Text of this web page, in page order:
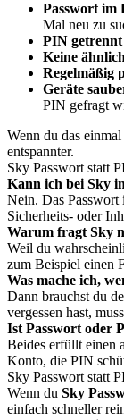
Passwort im
Mal neu zu
PIN
Keine
Regelmäßig
Geräte
PIN gefragt
Wenn du das
entspannter.
Sky Passwort statt
Kann ich bei Sky
Nein. Das
Sicherheits- oder
Warum fragt Sky
Weil du
zum Beispiel einen
Was mache ich,
Dann brauchst du
vergessen hast,
Ist Passwort oder
Beides erfüllt einen
Konto, die PIN
Sky Passwort statt
Wenn du Sky
einfach schneller